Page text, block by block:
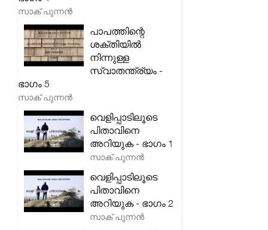
സാക് പുന്നൻ
പാപത്തിന്റെ
ശക്തിയിൽ
നിന്നുള്ള
സ്വാതന്ത്ര്യം -
ഭാഗം 5
സാക് പുന്നൻ
വെളിപ്പാടിലൂടെ
പിതാവിനെ
അറിയുക - ഭാഗം 1
സാക് പുന്നൻ
വെളിപ്പാടിലൂടെ
പിതാവിനെ
അറിയുക - ഭാഗം 2
സാക് പുന്നൻ